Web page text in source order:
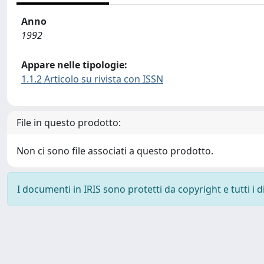
Anno
1992
Appare nelle tipologie:
1.1.2 Articolo su rivista con ISSN
File in questo prodotto:
Non ci sono file associati a questo prodotto.
I documenti in IRIS sono protetti da copyright e tutti i